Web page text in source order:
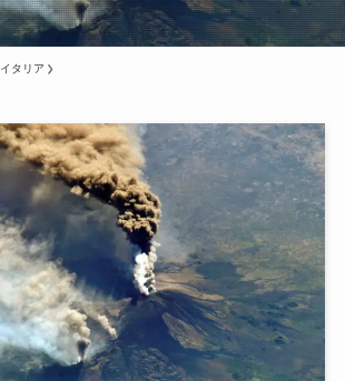
イタリア